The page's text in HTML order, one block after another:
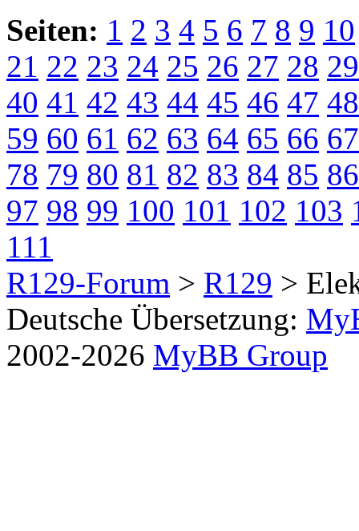
Seiten: 1 2 3 4 5 6 7 8 9 10
21 22 23 24 25 26 27 28 29
40 41 42 43 44 45 46 47 48
59 60 61 62 63 64 65 66 67
78 79 80 81 82 83 84 85 86
97 98 99 100 101 102 103
111
R129-Forum > R129 >
Deutsche Übersetzung:
2002-2026 MyBB Group